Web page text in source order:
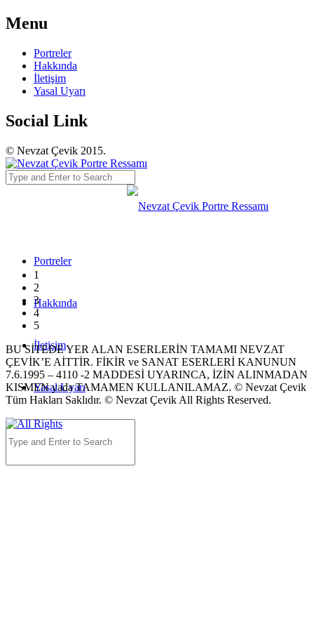
Menu
Portreler
Hakkında
İletişim
Yasal Uyarı
Social Link
© Nevzat Çevik 2015.
Portreler
Hakkında
İletişim
Yasal Uyarı
1
2
3
4
5
BU SİTEDE YER ALAN ESERLERİN TAMAMI NEVZAT
ÇEVİK’E AİTTİR. FİKİR ve SANAT ESERLERİ KANUNUN
7.6.1995 – 4110 -2 MADDESİ UYARINCA, İZİN ALINMADAN
KISMEN yada TAMAMEN KULLANILAMAZ. © Nevzat Çevik
Tüm Hakları Saklıdır. © Nevzat Çevik All Rights Reserved.